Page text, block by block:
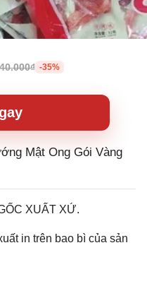
-35%
Mật Ong Gói Vàng
XUẤT XỨ.
in trên bao bì của sản